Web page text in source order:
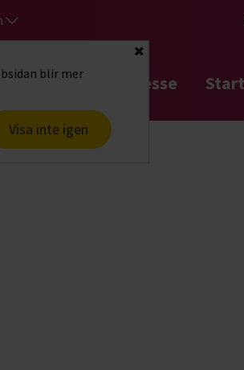
blir mer
Visa inte igen
Stäng
startsidaHitta intresse